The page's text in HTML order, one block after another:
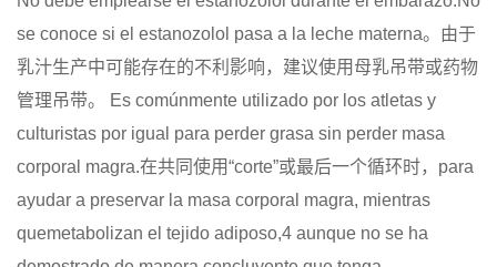
se conoce si el estanozolol pasa a la leche materna。由于
乳汁生产中可能存在的不利影响，建议使用母乳吊带或药物
管理吊带。 Es comúnmente utilizado por los atletas y
culturistas por igual para perder grasa sin perder masa
corporal magra.在共同使用“corte”或最后一个循环时，para
ayudar a preservar la masa corporal magra, mientras
quemetabolizan el tejido adiposo,4​ aunque no se ha